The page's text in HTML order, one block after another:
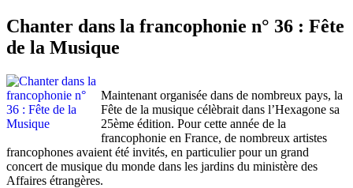
Chanter dans la francophonie n° 36 : Fête
de la Musique
Maintenant organisée dans de nombreux pays, la
Fête de la musique célèbrait dans l’Hexagone sa
25ème édition. Pour cette année de la
francophonie en France, de nombreux artistes
francophones avaient été invités, en particulier pour un grand
concert de musique du monde dans les jardins du ministère des
Affaires étrangères.